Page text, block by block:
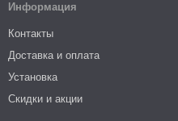
Информация
Контакты
Доставка и оплата
Установка
Скидки и акции